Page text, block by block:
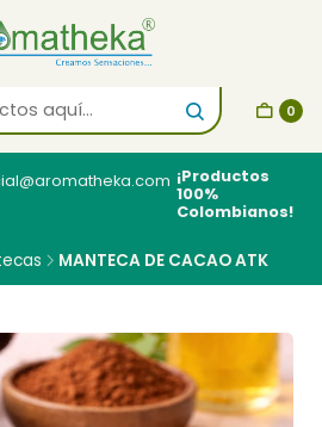
0
¡Productos
100%
Colombianos!
MANTECA DE CACAO ATK